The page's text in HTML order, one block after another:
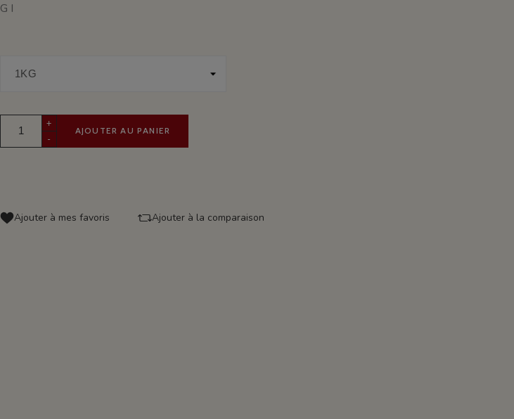
G I
+
-
AJOUTER AU PANIER
Ajouter à mes favoris Ajouter à la comparaison